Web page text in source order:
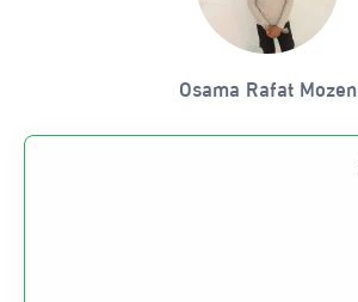
Osama Rafat Mozen